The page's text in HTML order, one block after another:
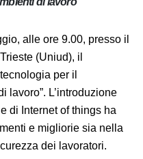
negli ambienti di lavoro
alle ore 9.00,
di Trieste
della tecnologia
di lavoro”.
di industria 4.0 e di
notevoli
medicina del lavoro